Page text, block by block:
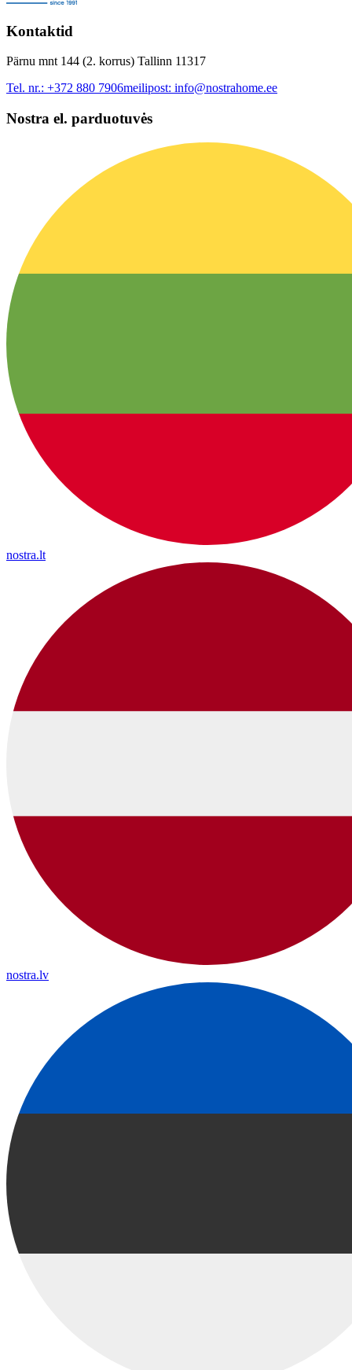
Kontaktid
Pärnu mnt 144 (2. korrus) Tallinn 11317
Tel. nr.: +372 880 7906meilipost: info@nostrahome.ee
Nostra el. parduotuvės
nostra.lt
nostra.lv